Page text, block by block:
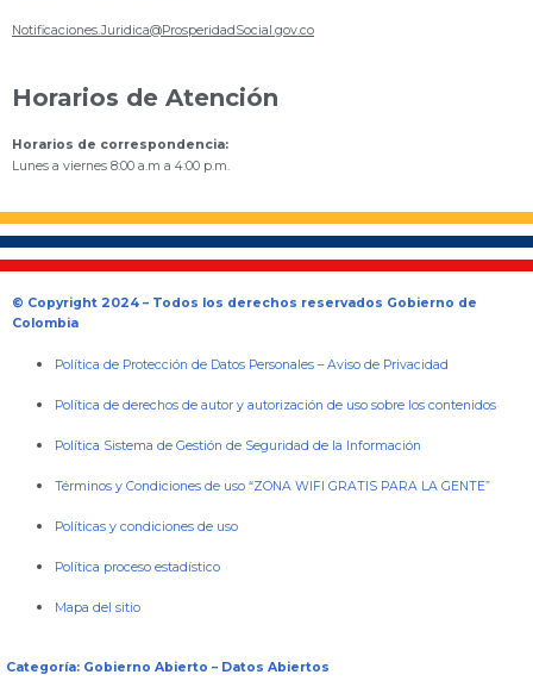
Notificaciones.Juridica@ProsperidadSocial.gov.co
Horarios de Atención
Horarios de correspondencia:
Lunes a viernes 8:00 a.m a 4:00 p.m.
© Copyright 2024 – Todos los derechos reservados Gobierno de
Colombia
Política de Protección de Datos Personales –Aviso de Privacidad
Política de derechos de autor y autorización de uso sobre los contenidos
Política Sistema de Gestión de Seguridad de la Información
Términos y Condiciones de uso “ZONA WIFI GRATIS PARA LA GENTE”
Políticas y condiciones de uso
Política proceso estadístico
Mapa del sitio
Categoría: Gobierno Abierto – Datos Abiertos